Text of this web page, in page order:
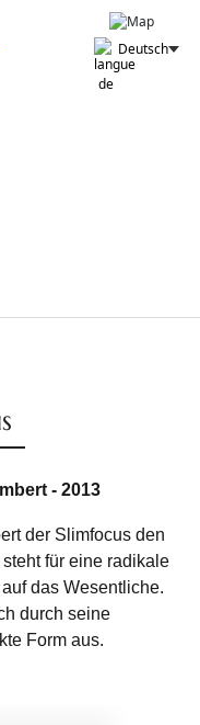
Deutsch
- 2013
der Slimfocus den
für eine radikale
das Wesentliche.
durch seine
Form aus.